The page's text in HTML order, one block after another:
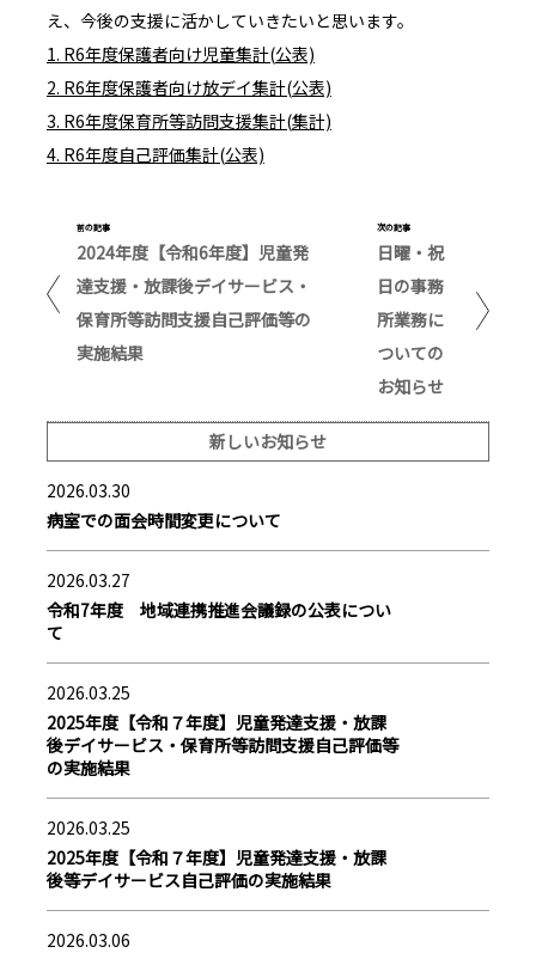
え、今後の支援に活かしていきたいと思います。
1. R6年度保護者向け児童集計(公表)
2. R6年度保護者向け放デイ集計(公表)
3. R6年度保育所等訪問支援集計(集計)
4. R6年度自己評価集計(公表)
前の記事
2024年度【令和6年度】児童発
達支援・放課後デイサービス・
保育所等訪問支援自己評価等の
実施結果
次の記事
日曜・祝
日の事務
所業務に
ついての
お知らせ
新しいお知らせ
2026.03.30
病室での面会時間変更について
2026.03.27
令和7年度 地域連携推進会議録の公表につい
て
2026.03.25
2025年度【令和７年度】児童発達支援・放課
後デイサービス・保育所等訪問支援自己評価等
の実施結果
2026.03.25
2025年度【令和７年度】児童発達支援・放課
後等デイサービス自己評価の実施結果
2026.03.06